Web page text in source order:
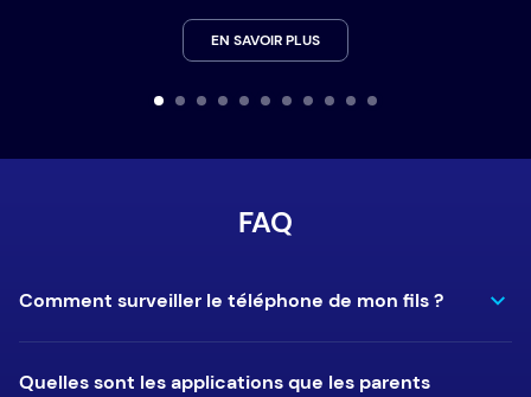
EN SAVOIR PLUS
FAQ
Comment surveiller le téléphone de mon fils ?
Quelles sont les applications que les parents